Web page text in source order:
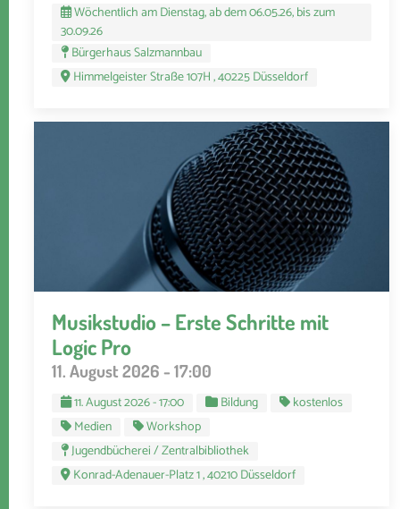
Wöchentlich am Dienstag, ab dem 06.05.26, bis zum
30.09.26
Bürgerhaus Salzmannbau
Himmelgeister Straße 107H , 40225 Düsseldorf
Musikstudio – Erste Schritte mit
Logic Pro
11. August 2026 - 17:00
11. August 2026 - 17:00 Bildung
kostenlos
Medien
Workshop
Jugendbücherei / Zentralbibliothek
Konrad-Adenauer-Platz 1 , 40210 Düsseldorf